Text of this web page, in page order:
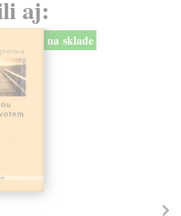
aj:
na sklade